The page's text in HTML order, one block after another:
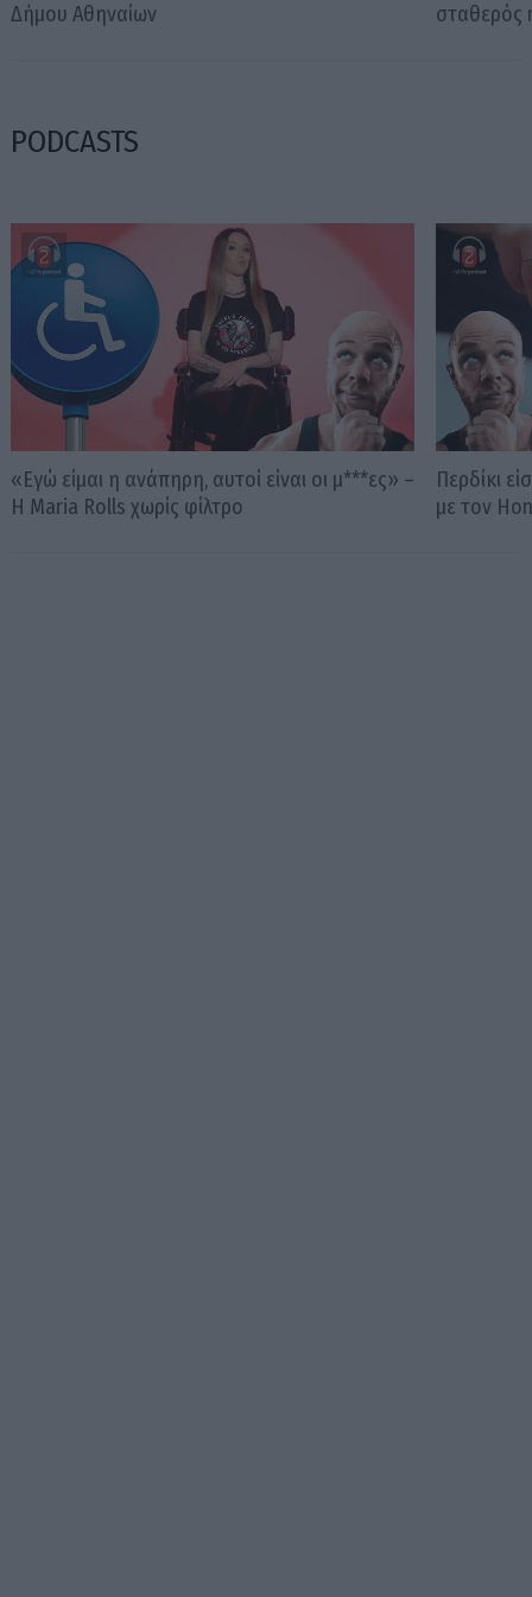
Δήμου Αθηναίων
σταθερός
PODCASTS
«Εγώ είμαι η ανάπηρη, αυτοί είναι οι μ***ες» –
Η Maria Rolls χωρίς φίλτρο
Περδίκι
με τον